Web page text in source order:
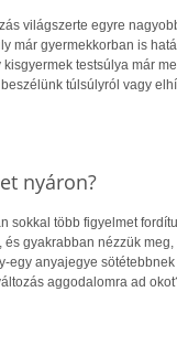
világszerte egyre
már gyermekkorban is
testsúlya már
túlsúlyról vagy
nyáron?
sokkal több figyelmet
és gyakrabban nézzük
egy anyajegye
aggodalomra ad